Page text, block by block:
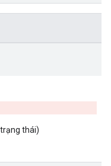
thái)